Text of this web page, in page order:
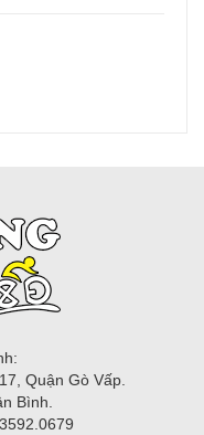
Quận Gò Vấp.
Bình.